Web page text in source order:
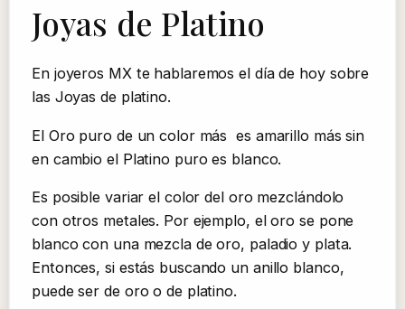
Joyas de Platino
En joyeros MX te hablaremos el día de hoy sobre
las Joyas de platino.
El Oro puro de un color más es amarillo más sin
en cambio el Platino puro es blanco.
Es posible variar el color del oro mezclándolo
con otros metales. Por ejemplo, el oro se pone
blanco con una mezcla de oro, paladio y plata.
Entonces, si estás buscando un anillo blanco,
puede ser de oro o de platino.